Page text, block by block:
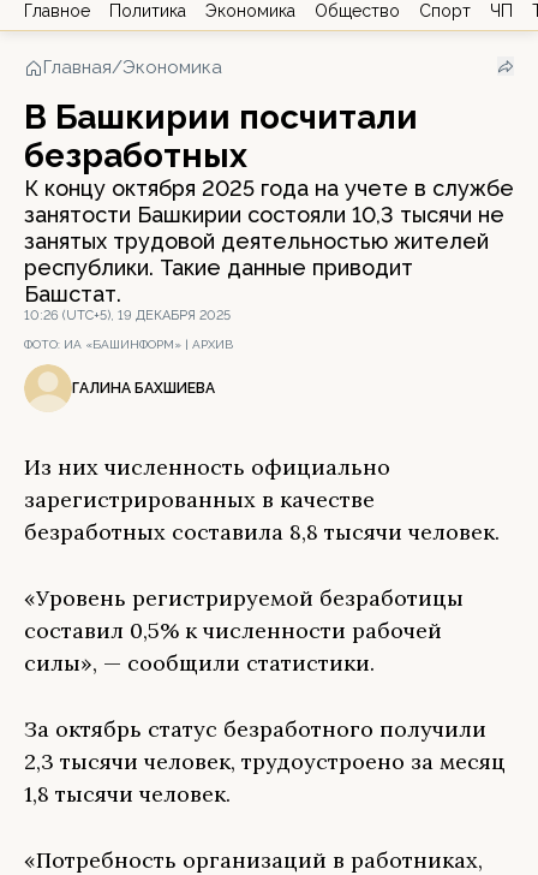
Главное Политика Экономика Общество Спорт ЧП
Главная/Экономика
В Башкирии посчитали
безработных
К концу октября 2025 года на учете в службе
занятости Башкирии состояли 10,3 тысячи не
занятых трудовой деятельностью жителей
республики. Такие данные приводит
Башстат.
10:26 (UTC+5), 19 ДЕКАБРЯ 2025
ФОТО: ИА «БАШИНФОРМ» | АРХИВ
ГАЛИНА БАХШИЕВА
Из них численность официально
зарегистрированных в качестве
безработных составила 8,8 тысячи человек.
«Уровень регистрируемой безработицы
составил 0,5% к численности рабочей
силы», — сообщили статистики.
За октябрь статус безработного получили
2,3 тысячи человек, трудоустроено за месяц
1,8 тысячи человек.
«Потребность организаций в работниках,